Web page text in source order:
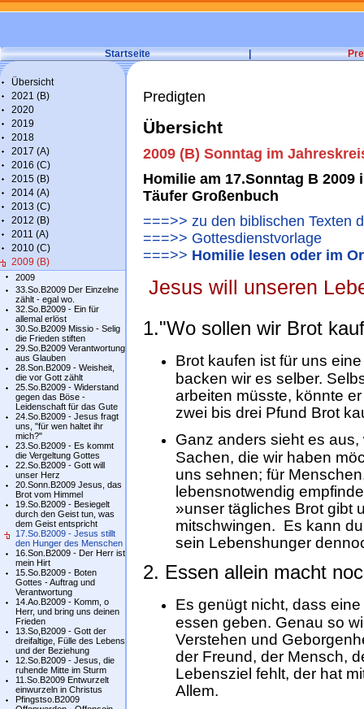
Startseite |
Übersicht
2021 (B)
2020
2019
2018
2017 (A)
2016 (C)
2015 (B)
2014 (A)
2013 (C)
2012 (B)
2011 (A)
2010 (C)
2009 (B)
2009
33.So.B2009 Der Einzelne
zählt - egal wo.
32.So.B2009 - Ein für
allemal erlöst
30.So.B2009 Missio - Selig
die Frieden stiften
29.So.B2009 Verantwortung
aus Glauben
28.Son.B2009 - Weisheit,
die vor Gott zählt
25.So.B2009 - Widerstand
gegen das Böse -
Leidenschaft für das Gute
24.So.B2009 - Jesus fragt
uns, "für wen haltet ihr
mich?"
23.So.B2009 - Es kommt
die Vergeltung Gottes
22.So.B2009 - Gott will
unser Herz
20.Sonn.B2009 Jesus, das
Brot vom Himmel
19.So.B2009 - Besiegelt
durch den Geist tun, was
dem Geist entspricht
17.So.B2009 - Jesus stillt
den Hunger des Menschen
16.Son.B2009 - Der Herr ist
mein Hirt
15.So.B2009 - Boten
Gottes - Auftrag und
Verantwortung
14.Ao.B2009 - Komm, o
Herr, und bring uns deinen
Frieden
13.So,B2009 - Gott der
dreifaltige, Fülle des Lebens
und der Beziehung
12.So.B2009 - Jesus, die
ruhende Mitte im Sturm
11.So.B2009 Entwurzelt
einwurzeln in Christus
Pfingstso.B2009
Predigten
Übersicht
2009 (B) Sonntag im
Homilie am 17.Sonntag B
Täufer Großenbuch
===>> zu den biblischen Texten
===>> Gottesdienstvorlage
===>> Homilie lesen oder im
Jesus will unseren
1."Wo sollen wir Brot
Brot kaufen ist für uns
backen wir es selber.
arbeiten müsste, könnte
zwei bis drei Pfund Brot
Ganz anders sieht es
Sachen, die wir haben
uns sehnen; für
lebensnotwendig
»unser tägliches Brot gibt
mitschwingen. Es kann
sein Lebenshunger
2. Essen allein macht
Es genügt nicht, dass
essen geben. Genau so
Verstehen und
der Freund, der Mensch,
Lebensziel fehlt, der hat
Allem.